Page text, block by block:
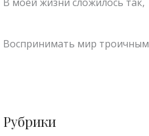
Воспринимать мир троичным
Рубрики